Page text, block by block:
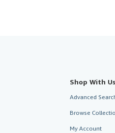
Shop With Us
Advanced
Browse
My Account